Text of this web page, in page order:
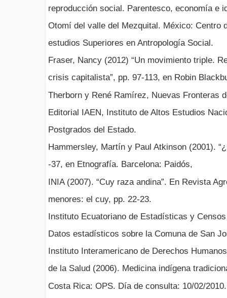
reproducción social. Parentesco, economía e
Otomí del valle del Mezquital. México: Centro
estudios Superiores en Antropología Social.
Fraser, Nancy (2012) “Un movimiento triple.
crisis capitalista”, pp. 97-113, en Robin
Therborn y René Ramírez, Nuevas Fronteras
Editorial IAEN, Instituto de Altos Estudios
Postgrados del Estado.
Hammersley, Martín y Paul Atkinson (2001).
-37, en Etnografía. Barcelona: Paidós,
INIA (2007). “Cuy raza andina”. En Revista
menores: el cuy, pp. 22-23.
Instituto Ecuatoriano de Estadísticas y
Datos estadísticos sobre la Comuna de San
Instituto Interamericano de Derechos
de la Salud (2006). Medicina indígena
Costa Rica: OPS. Día de consulta: 10/02/